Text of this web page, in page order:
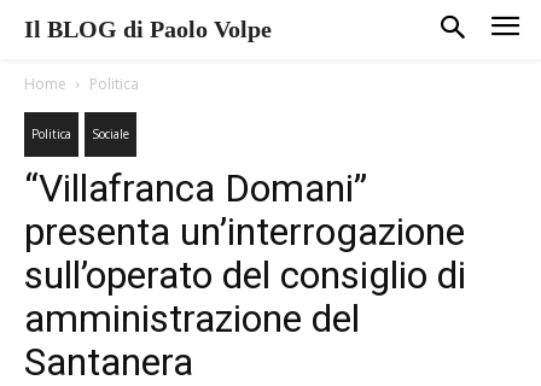
Il BLOG di Paolo Volpe
Home Politica
Politica Sociale
“Villafranca Domani”
presenta un’interrogazione
sull’operato del consiglio di
amministrazione del
Santanera